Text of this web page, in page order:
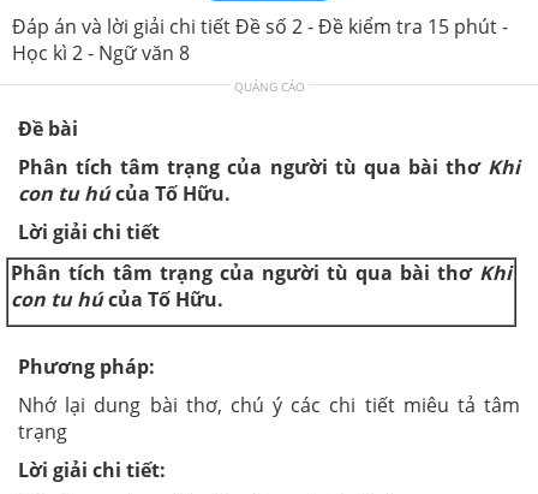
Đáp án và lời giải chi tiết Đề số 2 - Đề kiểm tra 15 phút -
Học kì 2 - Ngữ văn 8
QUẢNG CÁO
Đề bài
Phân tích tâm trạng của người tù qua bài thơ Khi
con tu húcủa Tố Hữu.
Lời giải chi tiết
Phân tích tâm trạng của người tù qua bài thơ Khi
con tu húcủa Tố Hữu.
Phương pháp:
Nhớ lại dung bài thơ, chú ý các chi tiết miêu tả tâm
trạng
Lời giải chi tiết: